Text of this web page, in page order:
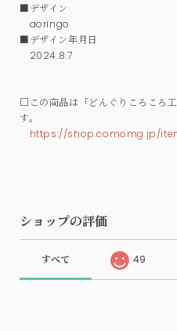
■デザイン
aoringo
■デザイン年月日
2024.8.7
□この商品は「どんぐりころころ
す。
https://shop.comomg.jp/
ショップの評価
すべて 49